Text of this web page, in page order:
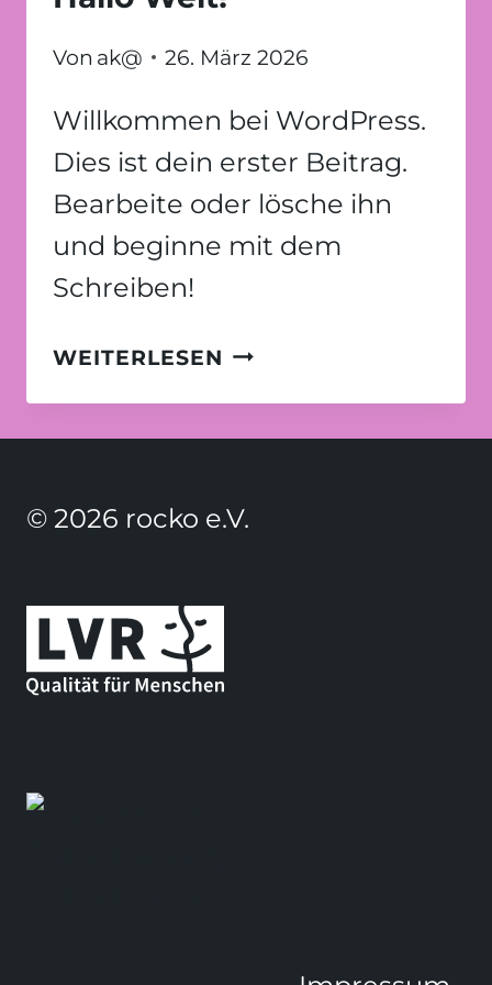
Von ak@ 26. März 2026
Willkommen bei WordPress.
Dies ist dein erster Beitrag.
Bearbeite oder lösche ihn
und beginne mit dem
Schreiben!
WEITERLESEN HALLO
© 2026 rocko e.V.